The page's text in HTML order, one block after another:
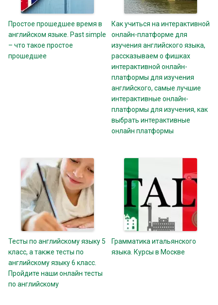
Простое прошедшее время в
английском языке. Past simple
– что такое простое
прошедшее
Как учиться на интерактивной
онлайн-платформе для
изучения английского языка,
рассказываем о фишках
интерактивной онлайн-
платформы для изучения
английского, самые лучшие
интерактивные онлайн-
платформы для изучения, как
выбрать интерактивные
онлайн платформы
Тесты по английскому языку 5
класс, а также тесты по
английскому языку 6 класс.
Пройдите наши онлайн тесты
по английскому
Грамматика итальянского
языка. Курсы в Москве